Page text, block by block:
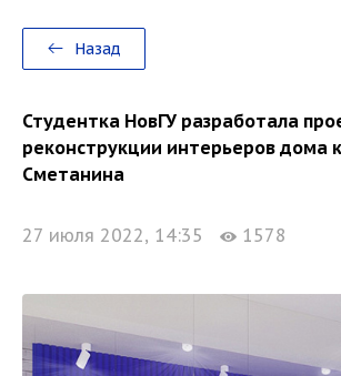
Назад
Студентка НовГУ разработала
реконструкции интерьеров дома
Сметанина
27 июля 2022, 14:35 1578